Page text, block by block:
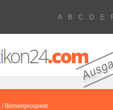
A B C D E
/ Börsenprospekt